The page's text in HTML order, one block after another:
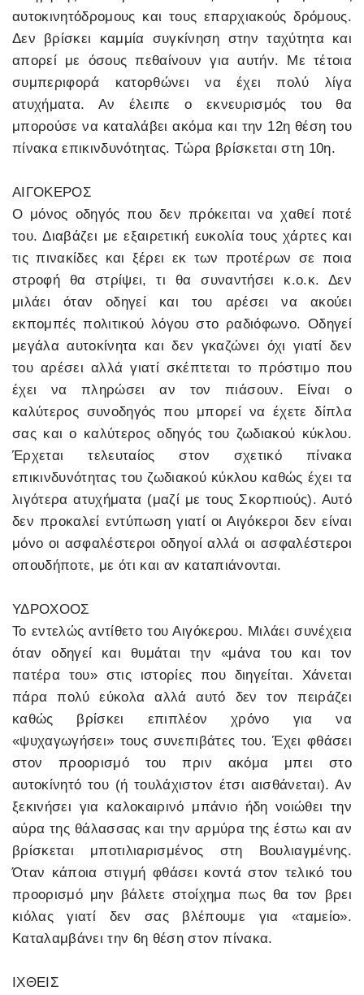
αυτοκινητόδρομους και τους επαρχιακούς δρόμους.
Δεν βρίσκει καμμία συγκίνηση στην ταχύτητα και
απορεί με όσους πεθαίνουν για αυτήν. Με τέτοια
συμπεριφορά κατορθώνει να έχει πολύ λίγα
ατυχήματα. Αν έλειπε ο εκνευρισμός του θα
μπορούσε να καταλάβει ακόμα και την 12η θέση του
πίνακα επικινδυνότητας. Τώρα βρίσκεται στη 10η.
ΑΙΓΟΚΕΡΟΣ
Ο μόνος οδηγός που δεν πρόκειται να χαθεί ποτέ
του. Διαβάζει με εξαιρετική ευκολία τους χάρτες και
τις πινακίδες και ξέρει εκ των προτέρων σε ποια
στροφή θα στρίψει, τι θα συναντήσει κ.ο.κ. Δεν
μιλάει όταν οδηγεί και του αρέσει να ακούει
εκπομπές πολιτικού λόγου στο ραδιόφωνο. Οδηγεί
μεγάλα αυτοκίνητα και δεν γκαζώνει όχι γιατί δεν
του αρέσει αλλά γιατί σκέπτεται το πρόστιμο που
έχει να πληρώσει αν τον πιάσουν. Είναι ο
καλύτερος συνοδηγός που μπορεί να έχετε δίπλα
σας και ο καλύτερος οδηγός του ζωδιακού κύκλου.
Έρχεται τελευταίος στον σχετικό πίνακα
επικινδυνότητας του ζωδιακού κύκλου καθώς έχει τα
λιγότερα ατυχήματα (μαζί με τους Σκορπιούς). Αυτό
δεν προκαλεί εντύπωση γιατί οι Αιγόκεροι δεν είναι
μόνο οι ασφαλέστεροι οδηγοί αλλά οι ασφαλέστεροι
οπουδήποτε, με ότι και αν καταπιάνονται.
ΥΔΡΟΧΟΟΣ
Το εντελώς αντίθετο του Αιγόκερου. Μιλάει συνέχεια
όταν οδηγεί και θυμάται την «μάνα του και τον
πατέρα του» στις ιστορίες που διηγείται. Χάνεται
πάρα πολύ εύκολα αλλά αυτό δεν τον πειράζει
καθώς βρίσκει επιπλέον χρόνο για να
«ψυχαγωγήσει» τους συνεπιβάτες του. Έχει φθάσει
στον προορισμό του πριν ακόμα μπει στο
αυτοκίνητό του (ή τουλάχιστον έτσι αισθάνεται). Αν
ξεκινήσει για καλοκαιρινό μπάνιο ήδη νοιώθει την
αύρα της θάλασσας και την αρμύρα της έστω και αν
βρίσκεται μποτιλιαρισμένος στη Βουλιαγμένης.
Όταν κάποια στιγμή φθάσει κοντά στον τελικό του
προορισμό μην βάλετε στοίχημα πως θα τον βρει
κιόλας γιατί δεν σας βλέπουμε για «ταμείο».
Καταλαμβάνει την 6η θέση στον πίνακα.
ΙΧΘΕΙΣ